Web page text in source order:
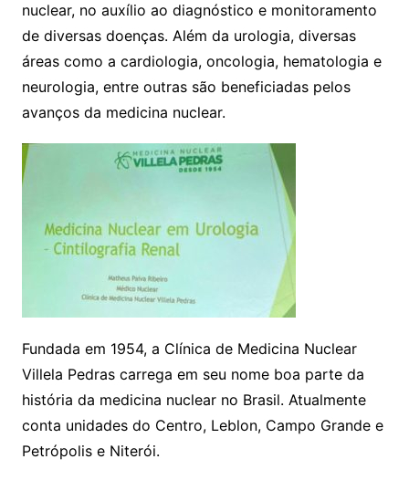
nuclear, no auxílio ao diagnóstico e monitoramento
de diversas doenças. Além da urologia, diversas
áreas como a cardiologia, oncologia, hematologia e
neurologia, entre outras são beneficiadas pelos
avanços da medicina nuclear.
Fundada em 1954, a Clínica de Medicina Nuclear
Villela Pedras carrega em seu nome boa parte da
história da medicina nuclear no Brasil. Atualmente
conta unidades do Centro, Leblon, Campo Grande e
Petrópolis e Niterói.